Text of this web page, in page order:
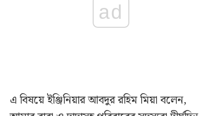
ad
এ বিষয়ে ইঞ্জিনিয়ার আবদুর রহিম মিয়া বলেন,